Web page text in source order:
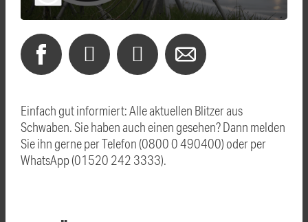
Einfach gut informiert: Alle aktuellen Blitzer aus
Schwaben. Sie haben auch einen gesehen? Dann melden
Sie ihn gerne per Telefon (0800 0 490400) oder per
WhatsApp (01520 242 3333).